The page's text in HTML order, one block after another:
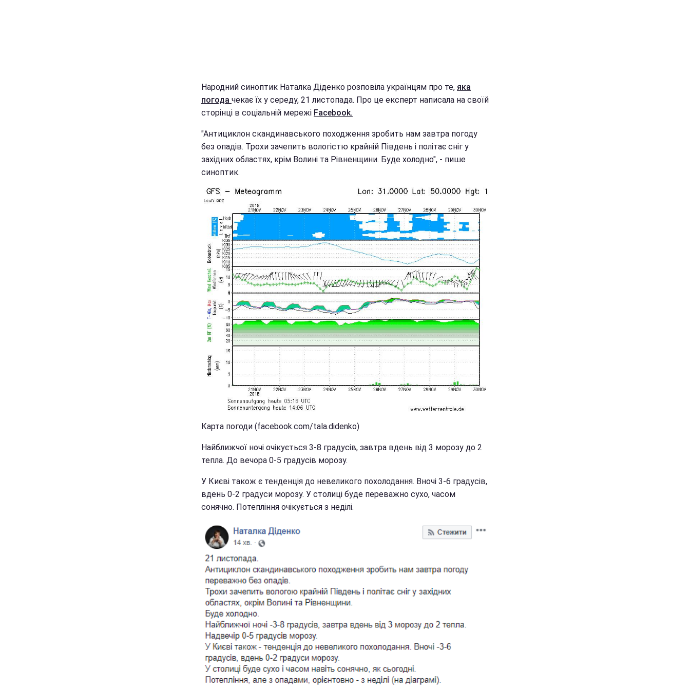
Народний синоптик Наталка Діденко розповіла українцям про те, яка
погода чекає їх у середу, 21 листопада. Про це експерт написала на своїй
сторінці в соціальній мережі Facebook.
"Антициклон скандинавського походження зробить нам завтра погоду
без опадів. Трохи зачепить вологістю крайній Південь і політає сніг у
західних областях, крім Волині та Рівненщини. Буде холодно", - пише
синоптик.
Карта погоди (facebook.com/tala.didenko)
Найближчої ночі очікується 3-8 градусів, завтра вдень від 3 морозу до 2
тепла. До вечора 0-5 градусів морозу.
У Києві також є тенденція до невеликого похолодання. Вночі 3-6 градусів,
вдень 0-2 градуси морозу. У столиці буде переважно сухо, часом
сонячно. Потепління очікується з неділі.